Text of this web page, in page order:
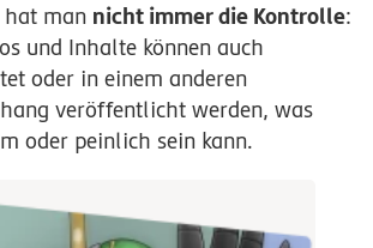
hat man nicht immer die Kontrolle:
und Inhalte können auch
oder in einem anderen
veröffentlicht werden, was
oder peinlich sein kann.